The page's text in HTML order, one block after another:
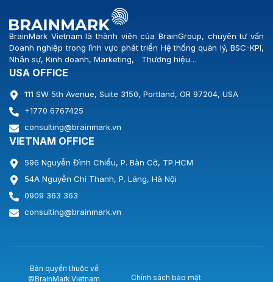
BrainMark Vietnam là thành viên của BrainGroup, chuyên tư vấn
Doanh nghiệp trong lĩnh vực phát triển Hệ thống quản lý, BSC-KPI,
Nhân sự, Kinh doanh, Marketing, Thương hiệu…
USA OFFICE
111 SW 5th Avenue, Suite 3150, Portland, OR 97204, USA
+1770 6767425
consulting@brainmark.vn
VIETNAM OFFICE
596 Nguyễn Đình Chiểu, P. Bàn Cờ, TP.HCM
54A Nguyễn Chí Thanh, P. Láng, Hà Nội
0909 363 363
consulting@brainmark.vn
Bản quyền thuộc về
©BrainMark Vietnam
Chính sách bảo mật